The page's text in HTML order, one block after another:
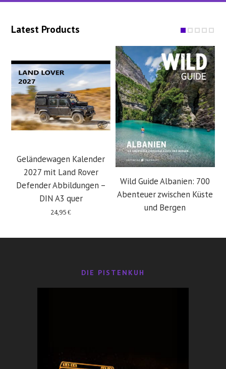
Latest Products
Geländewagen Kalender
2027 mit Land Rover
Defender Abbildungen –
DIN A3 quer
24,95€
Wild Guide Albanien: 700
Abenteuer zwischen Küste
und Bergen
DIE PISTENKUH